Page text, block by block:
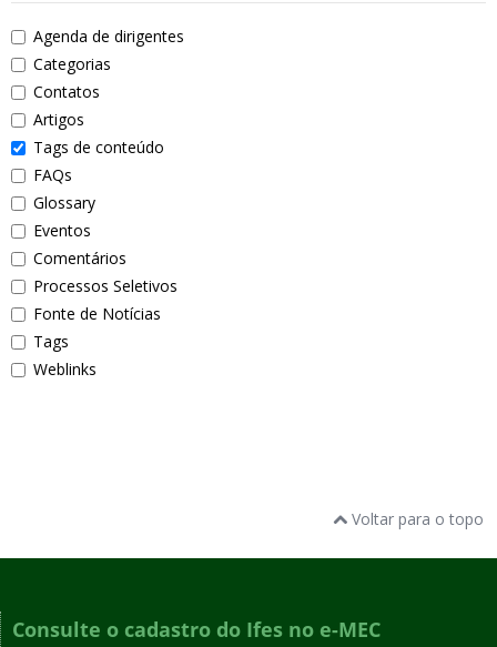
Agenda de dirigentes
Categorias
Contatos
Artigos
Tags de conteúdo
FAQs
Glossary
Eventos
Comentários
Processos Seletivos
Fonte de Notícias
Tags
Weblinks
Voltar para o topo
Consulte o cadastro do Ifes no e-MEC